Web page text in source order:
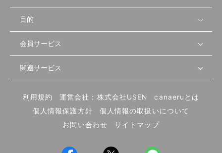
無料開業相談
セミナー情報
セミナー動画
物件を探す
首都圏
北海道
先輩開業者の声
開業・経営に関する記事
編集ポリシー
業態別の開業方法
目的
店舗運営
物件
内装・設備
食材・仕入れ
会員サービス
会員登録
ログイン
関連サービス
飲食店サクセスガイド（外部サイト）
利用規約 運営会社：株式会社USEN
canaeruとは
個人情報保護方針
個人情報の取扱いについて
お問い合わせ
サイトマップ